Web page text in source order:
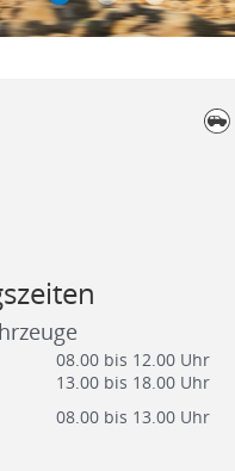
08.00 bis 12.00 Uhr
13.00 bis 18.00 Uhr
08.00 bis 13.00 Uhr